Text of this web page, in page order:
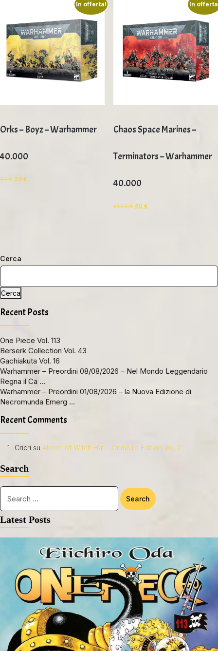
In offerta!
Orks – Boyz – Warhammer
40.000
37€ 29 €
In
Chaos Space Marines –
Terminators – Warhammer
40.000
51,50€ 40 €
Cerca
Cerca
Recent Posts
One Piece Vol. 113
Berserk Collection Vol. 43
Gachiakuta Vol. 16
Warhammer – Preordini 08/08/2026 – Nel Mondo Leggendario
Regna il Ca …
Warhammer – Preordini 01/08/2026 – la Nuova Edizione di
Necromunda Emerg …
Recent Comments
Cricri su Atelier of Witch Hat – Grimoire Edition Vol. 2
Search
Latest Posts